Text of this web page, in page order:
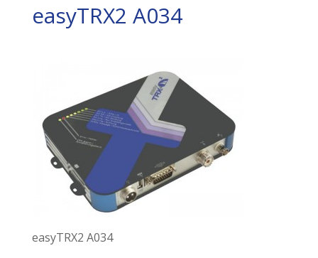
easyTRX2 A034
easyTRX2 A034